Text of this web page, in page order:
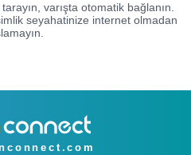
varışta otomatik bağlanın.
seyahatinize internet olmadan